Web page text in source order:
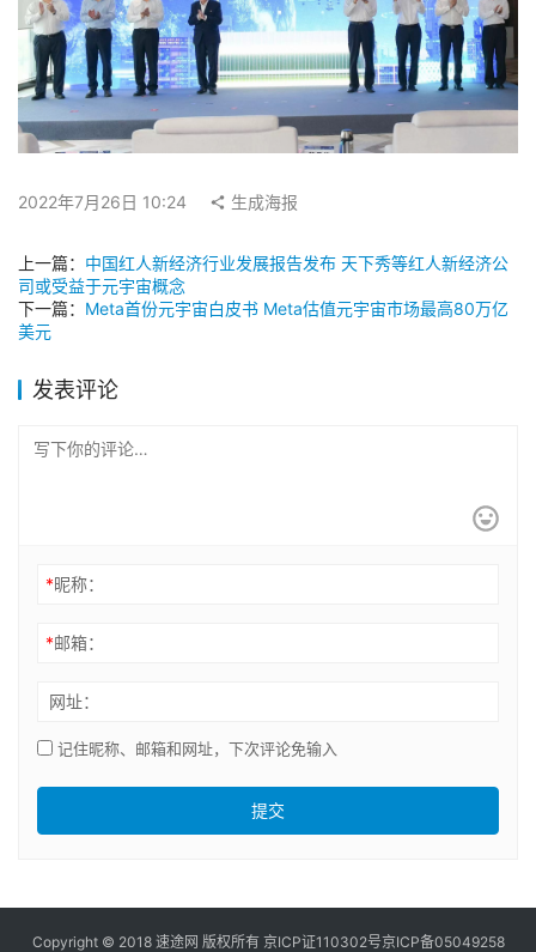
2022年7月26日 10:24 生成海报
上一篇： 中国红人新经济行业发展报告发布 天下秀等红人新经济公
司或受益于元宇宙概念
下一篇： Meta首份元宇宙白皮书 Meta估值元宇宙市场最高80万亿
美元
发表评论
*昵称：
*邮箱：
网址：
记住昵称、邮箱和网址，下次评论免输入
提交
Copyright © 2018 速途网 版权所有 京ICP证110302号京ICP备05049258